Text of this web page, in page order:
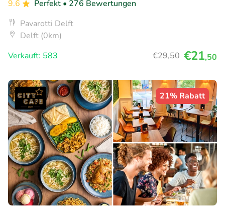
9.6
Perfekt • 276 Bewertungen
Pavarotti Delft
Delft (0km)
Verkauft: 583
€29,50 €21,50
21% Rabatt